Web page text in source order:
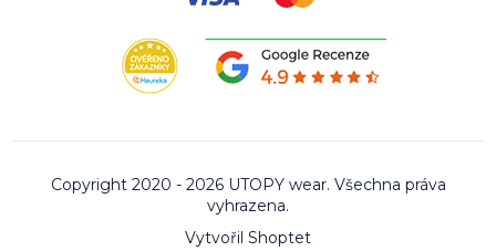
Vytvořil Shoptet
Copyright 2020 - 2026 UTOPY wear. Všechna práva
vyhrazena.